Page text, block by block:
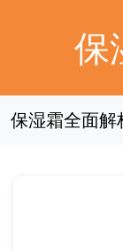
保
保湿霜全面解